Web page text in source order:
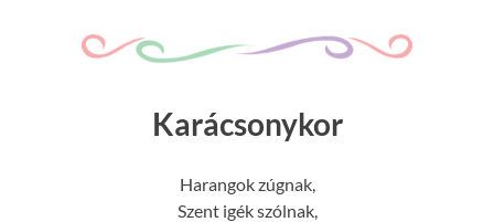
Karácsonykor
Harangok zúgnak,
Szent igék szólnak,